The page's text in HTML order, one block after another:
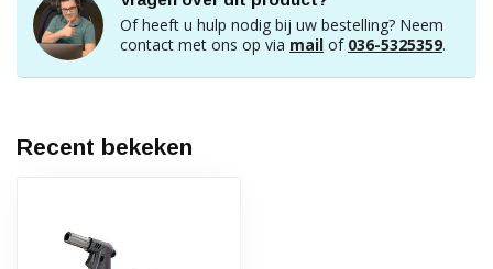
Of heeft u hulp nodig bij uw bestelling? Neem
contact met ons op via mail of 036-5325359.
Recent bekeken